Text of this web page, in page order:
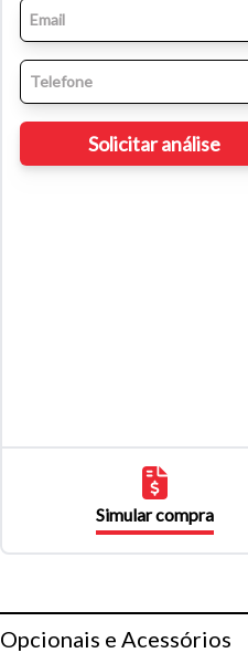
Simular compra
Opcionais e Acessórios